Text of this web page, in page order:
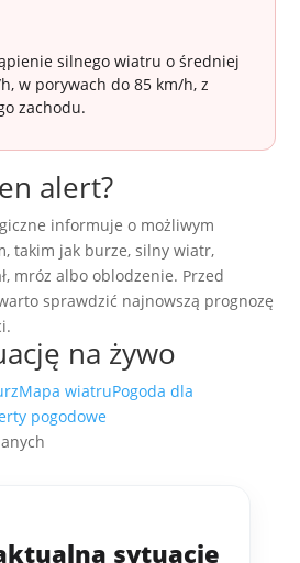
silnego wiatru o średniej
w porywach do 85 km/h, z
zachodu.
alert?
informuje o możliwym
takim jak burze, silny wiatr,
mróz albo oblodzenie. Przed
sprawdzić najnowszą prognozę
na żywo
Mapa wiatruPogoda dla
pogodowe
sytuację